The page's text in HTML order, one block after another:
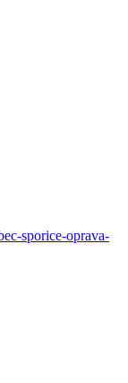
sporice-oprava-